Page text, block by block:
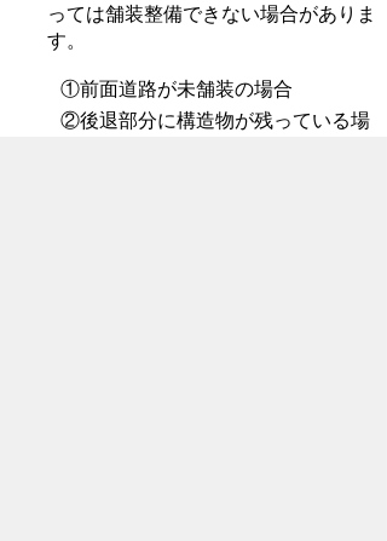
っては舗装整備できない場合がありま
す。
①前面道路が未舗装の場合
②後退部分に構造物が残っている場